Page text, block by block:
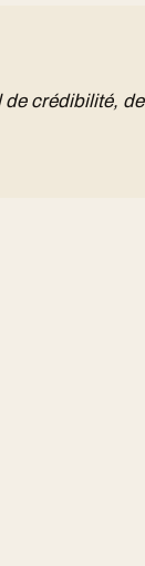
de crédibilité, de